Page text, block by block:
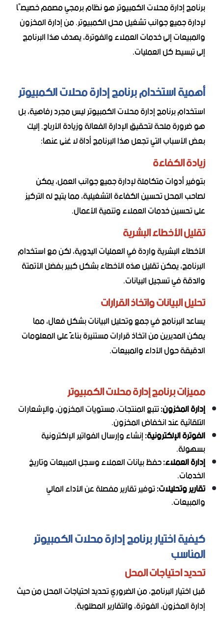
برنامج إدارة محلات الكمبيوتر هو نظام برمجي مصمم خصيصًا
لإدارة جميع جوانب تشغيل محل الكمبيوتر. من إدارة المخزون
والمبيعات إلى خدمات العملاء والفوترة، يهدف هذا البرنامج
إلى تبسيط كل العمليات.
أهمية استخدام برنامج إدارة محلات الكمبيوتر
استخدام برنامج إدارة محلات الكمبيوتر ليس مجرد رفاهية، بل
هو ضرورة ملحة لتحقيق الإدارة الفعالة وزيادة الأرباح. إليك
بعض الأسباب التي تجعل هذا البرنامج أداة لا غنى عنها:
زيادة الكفاءة
بتوفير أدوات متكاملة لإدارة جميع جوانب العمل، يمكن
لصاحب المحل تحسين الكفاءة التشغيلية، مما يتيح له التركيز
على تحسين خدمات العملاء وتنمية الأعمال.
تقليل الأخطاء البشرية
الأخطاء البشرية واردة في العمليات اليدوية، لكن مع استخدام
البرنامج، يمكن تقليل هذه الأخطاء بشكل كبير بفضل الأتمتة
والدقة في تسجيل البيانات.
تحليل البيانات واتخاذ القرارات
يساعد البرنامج في جمع وتحليل البيانات بشكل فعال، مما
يمكن المديرين من اتخاذ قرارات مستنيرة بناءً على المعلومات
الدقيقة حول الأداء والمبيعات.
مميزات برنامج إدارة محلات الكمبيوتر
إدارة المخزون:تتبع المنتجات، مستويات المخزون، والإشعارات
التلقائية عند انخفاض المخزون.
الفوترة الإلكترونية:إنشاء وإرسال الفواتير الإلكترونية
بسهولة.
إدارة العملاء:حفظ بيانات العملاء وسجل المبيعات وتاريخ
الخدمات.
تقارير وتحليلات:توفير تقارير مفصلة عن الأداء المالي
والمبيعات.
كيفية اختيار برنامج إدارة محلات الكمبيوتر
المناسب
تحديد احتياجات المحل
قبل اختيار البرنامج، من الضروري تحديد احتياجات المحل من حيث
إدارة المخزون، الفوترة، والتقارير المطلوبة.